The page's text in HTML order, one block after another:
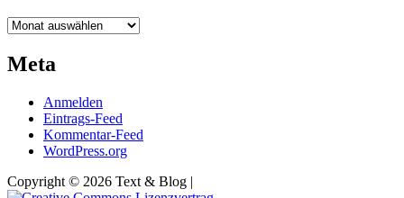
Archiv
Meta
Anmelden
Eintrags-Feed
Kommentar-Feed
WordPress.org
Copyright © 2026 Text & Blog |